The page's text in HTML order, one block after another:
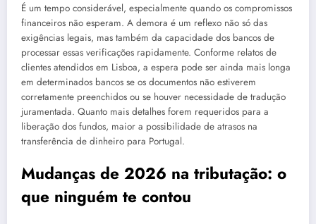
É um tempo considerável, especialmente quando os compromissos
financeiros não esperam. A demora é um reflexo não só das
exigências legais, mas também da capacidade dos bancos de
processar essas verificações rapidamente. Conforme relatos de
clientes atendidos em Lisboa, a espera pode ser ainda mais longa
em determinados bancos se os documentos não estiverem
corretamente preenchidos ou se houver necessidade de tradução
juramentada. Quanto mais detalhes forem requeridos para a
liberação dos fundos, maior a possibilidade de atrasos na
transferência de dinheiro para Portugal.
Mudanças de 2026 na tributação: o
que ninguém te contou